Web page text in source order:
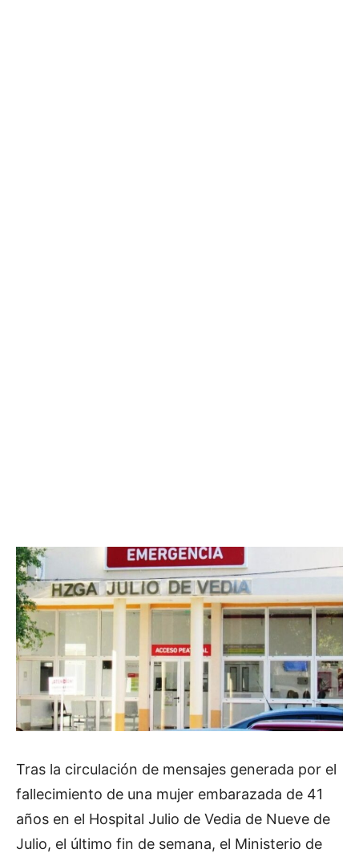
Tras la circulación de mensajes generada por el
fallecimiento de una mujer embarazada de 41
años en el Hospital Julio de Vedia de Nueve de
Julio, el último fin de semana, el Ministerio de